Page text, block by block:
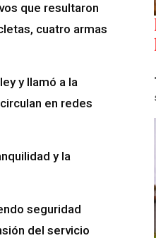
que resultaron
cuatro armas
y llamó a la
en redes
y la
seguridad
del servicio